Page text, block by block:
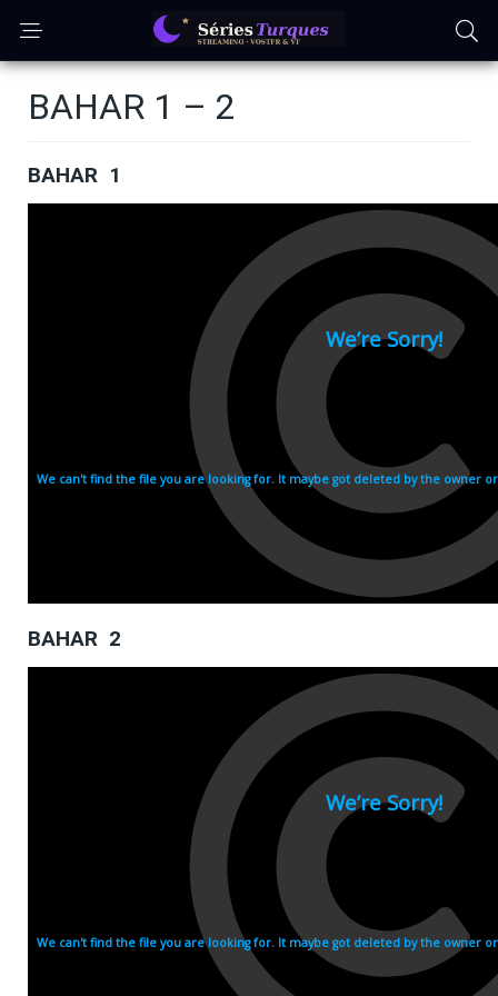
BAHAR 1 – 2
BAHAR 1
BAHAR 2